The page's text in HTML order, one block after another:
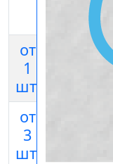
40х56мм
от
1
шт.
200 руб
от
3
шт.